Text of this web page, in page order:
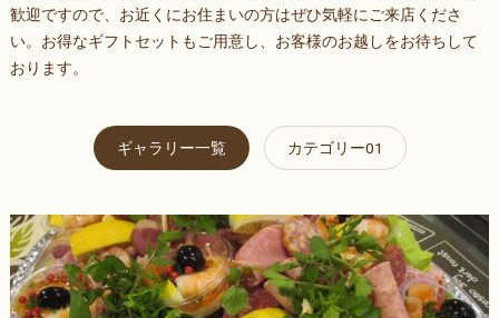
歓迎ですので、お近くにお住まいの方はぜひ気軽にご来店くださ
い。お得なギフトセットもご用意し、お客様のお越しをお待ちして
おります。
ギャラリー一覧 カテゴリー01